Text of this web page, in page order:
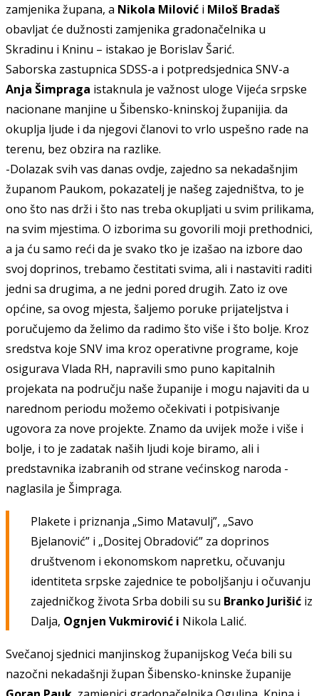
zamjenika župana, a Nikola Milović i Miloš Bradaš
obavljat će dužnosti zamjenika gradonačelnika u
Skradinu i Kninu – istakao je Borislav Šarić.
Saborska zastupnica SDSS-a i potpredsjednica SNV-a
Anja Šimpraga istaknula je važnostuloge Vijeća srpske
nacionane manjine u Šibensko-kninskoj županijia. da
okuplja ljude i da njegovi članovi to vrlo uspešno rade na
terenu, bez obzira na razlike.
-Dolazak svih vas danas ovdje, zajedno sa nekadašnjim
županom Paukom, pokazatelj je našeg zajedništva, to je
ono što nas drži i što nas treba okupljati u svim prilikama,
na svim mjestima. O izborima su govorili moji prethodnici,
a ja ću samo reći da je svako tko je izašao na izbore dao
svoj doprinos, trebamo čestitati svima, ali i nastaviti raditi
jedni sa drugima, a ne jedni pored drugih. Zato iz ove
općine, sa ovog mjesta, šaljemo poruke prijateljstva i
poručujemo da želimo da radimo što više i što bolje. Kroz
sredstva koje SNV ima kroz operativne programe, koje
osigurava Vlada RH, napravili smo puno kapitalnih
projekata na području naše županije i mogu najaviti da u
narednom periodu možemo očekivati i potpisivanje
ugovora za nove projekte. Znamo da uvijek može i više i
bolje, i to je zadatak naših ljudi koje biramo, ali i
predstavnika izabranih od strane većinskog naroda -
naglasila je Šimpraga.
Plakete i priznanja „Simo Matavulj”, „Savo
Bjelanović” i „Dositej Obradović” za doprinos
društvenom i ekonomskom napretku, očuvanju
identiteta srpske zajednice te poboljšanju i očuvanju
zajedničkog života Srba dobili su su BrankoJurišić iz
Dalja, Ognjen Vukmirović i Nikola Lalić.
Svečanoj sjednici manjinskog županijskog Veća bili su
nazočni nekadašnji župan Šibensko-kninske županije